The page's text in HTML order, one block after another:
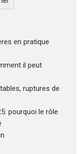
en pratique
il peut
ruptures de
pourquoi le rôle